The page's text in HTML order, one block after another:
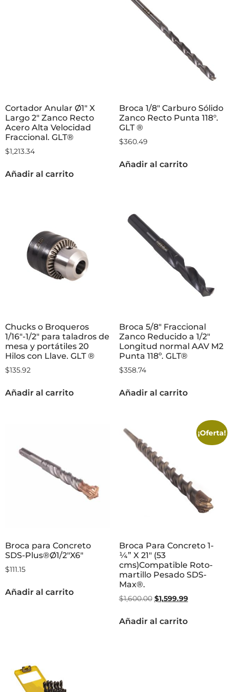
Cortador Anular Ø1″ X
Largo 2″ Zanco Recto
Acero Alta Velocidad
Fraccional. GLT®
$1,213.34
Añadir al carrito
Broca 1/8″ Carburo Sólido
Zanco Recto Punta 118°.
GLT ®
$360.49
Añadir al carrito
Chucks o Broqueros
1/16″-1/2″ para taladros de
mesa y portátiles 20
Hilos con Llave. GLT ®
$135.92
Añadir al carrito
Broca 5/8″ Fraccional
Zanco Reducido a 1/2″
Longitud normal AAV M2
Punta 118º. GLT®
$358.74
Añadir al carrito
Broca para Concreto
SDS-Plus®Ø1/2″X6″
$111.15
Añadir al carrito
¡Oferta!
Broca Para Concreto 1-
¼” X 21″ (53
cms)Compatible Roto-
martillo Pesado SDS-
Max®.
$1,600.00 $1,599.99
Añadir al carrito